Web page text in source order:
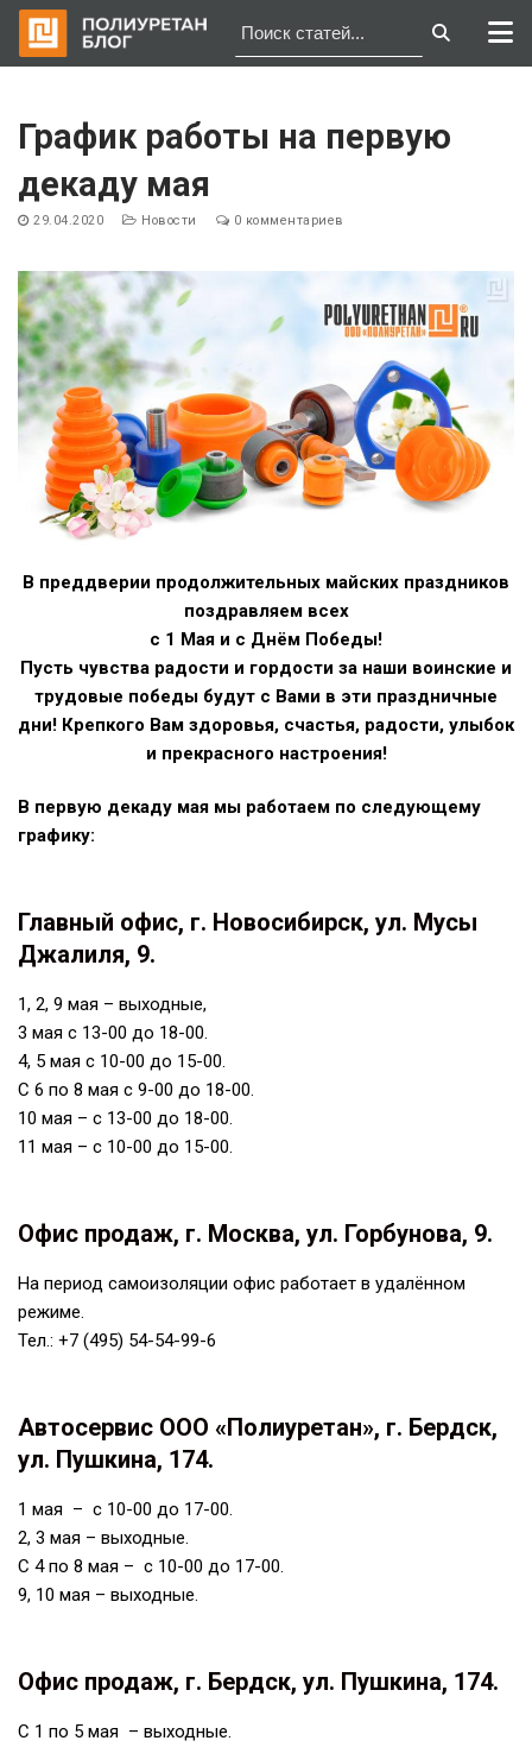
содержимому
График работы на первую
декаду мая
29.04.2020 Новости 0 комментариев
В преддверии продолжительных майских праздников
поздравляем всех
с 1 Мая и с Днём Победы!
Пусть чувства радости и гордости за наши воинские и
трудовые победы будут с Вами в эти праздничные
дни! Крепкого Вам здоровья, счастья, радости, улыбок
и прекрасного настроения!
В первую декаду мая мы работаем по следующему
графику:
Главный офис, г. Новосибирск, ул. Мусы
Джалиля, 9.
1, 2, 9 мая – выходные,
3 мая с 13-00 до 18-00.
4, 5 мая с 10-00 до 15-00.
С 6 по 8 мая с 9-00 до 18-00.
10 мая – с 13-00 до 18-00.
11 мая – с 10-00 до 15-00.
Офис продаж, г. Москва, ул. Горбунова, 9.
На период самоизоляции офис работает в удалённом
режиме.
Тел.: +7 (495) 54-54-99-6
Автосервис ООО «Полиуретан», г. Бердск,
ул. Пушкина, 174.
1 мая – с 10-00 до 17-00.
2, 3 мая – выходные.
С 4 по 8 мая – с 10-00 до 17-00.
9, 10 мая – выходные.
Офис продаж, г. Бердск, ул. Пушкина, 174.
С 1 по 5 мая – выходные.